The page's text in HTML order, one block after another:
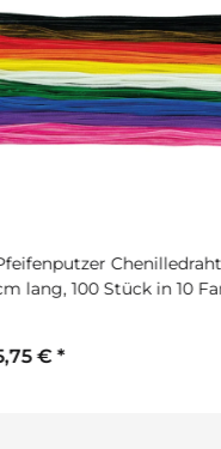
Pinsel 10er Set